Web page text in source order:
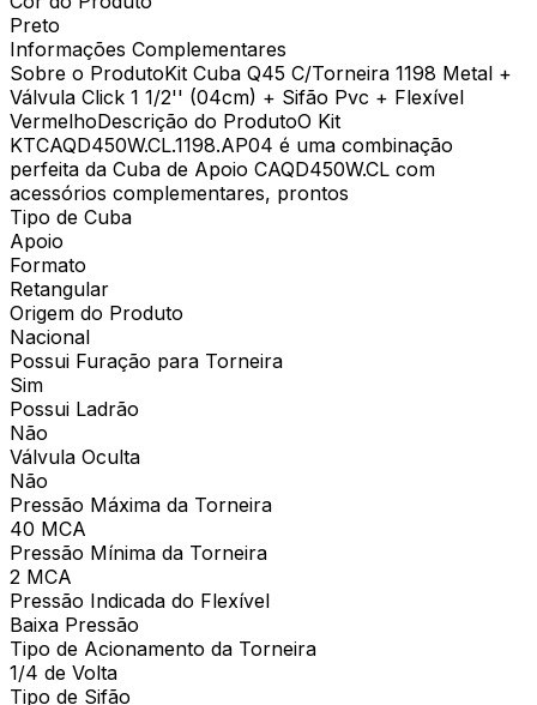
Preto
Informações Complementares
Sobre o ProdutoKit Cuba Q45 C/Torneira 1198 Metal +
Válvula Click 1 1/2'' (04cm) + Sifão Pvc + Flexível
VermelhoDescrição do ProdutoO Kit
KTCAQD450W.CL.1198.AP04 é uma combinação
perfeita da Cuba de Apoio CAQD450W.CL com
acessórios complementares, prontos
Tipo de Cuba
Apoio
Formato
Retangular
Origem do Produto
Nacional
Possui Furação para Torneira
Sim
Possui Ladrão
Não
Válvula Oculta
Não
Pressão Máxima da Torneira
40 MCA
Pressão Mínima da Torneira
2 MCA
Pressão Indicada do Flexível
Baixa Pressão
Tipo de Acionamento da Torneira
1/4 de Volta
Tipo de Sifão